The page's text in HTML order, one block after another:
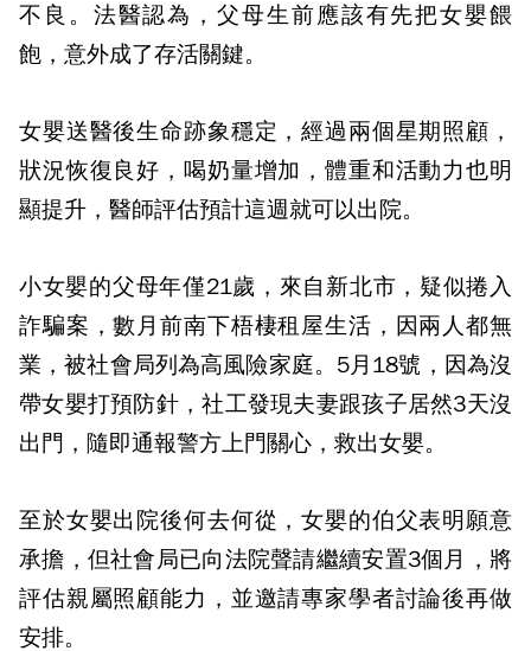
不良。法醫認為，父母生前應該有先把女嬰餵
飽，意外成了存活關鍵。
女嬰送醫後生命跡象穩定，經過兩個星期照顧，
狀況恢復良好，喝奶量增加，體重和活動力也明
顯提升，醫師評估預計這週就可以出院。
小女嬰的父母年僅21歲，來自新北市，疑似捲入
詐騙案，數月前南下梧棲租屋生活，因兩人都無
業，被社會局列為高風險家庭。5月18號，因為沒
帶女嬰打預防針，社工發現夫妻跟孩子居然3天沒
出門，隨即通報警方上門關心，救出女嬰。
至於女嬰出院後何去何從，女嬰的伯父表明願意
承擔，但社會局已向法院聲請繼續安置3個月，將
評估親屬照顧能力，並邀請專家學者討論後再做
安排。